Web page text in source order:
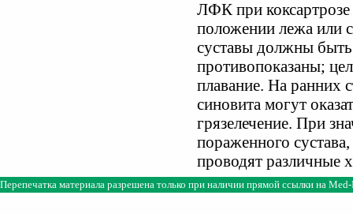
ЛФК при коксартрозе
положении лежа или
суставы должны
противопоказаны;
плавание. На ранних
синовита могут
грязелечение. При
пораженного
проводят различные
Перепечатка материала разрешена только при наличии прямой ссылки на